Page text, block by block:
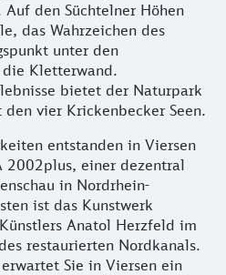
den Süchtelner Höhen
das Wahrzeichen des
unter den
Kletterwand.
bietet der Naturpark
vier Krickenbecker Seen.
entstanden in Viersen
2002plus, einer dezentral
in Nordrhein-
ist das Kunstwerk
Anatol Herzfeld im
restaurierten Nordkanals.
Sie in Viersen ein